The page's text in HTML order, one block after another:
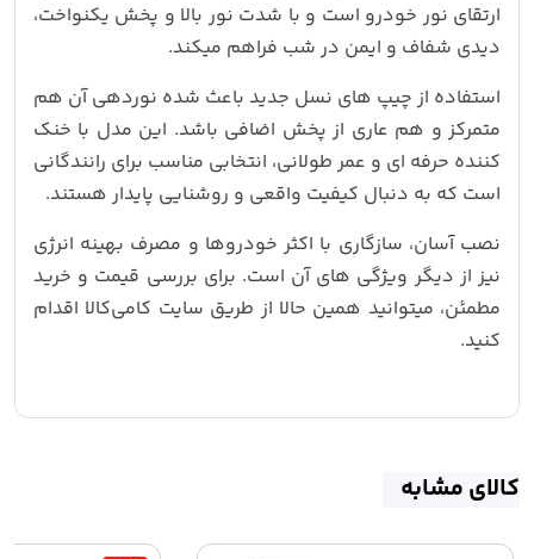
ارتقای نور خودرو است و با شدت نور بالا و پخش یکنواخت،
دیدی شفاف و ایمن در شب فراهم میکند.
استفاده از چیپ‌ های نسل جدید باعث شده نوردهی آن هم
متمرکز و هم عاری از پخش اضافی باشد. این مدل با خنک‌
کننده حرفه‌ ای و عمر طولانی، انتخابی مناسب برای رانندگانی
است که به‌ دنبال کیفیت واقعی و روشنایی پایدار هستند.
نصب آسان، سازگاری با اکثر خودروها و مصرف بهینه انرژی
نیز از دیگر ویژگی‌ های آن است. برای بررسی قیمت و خرید
مطمئن، میتوانید همین حالا از طریق سایت کامی‌کالا اقدام
کنید.
کالای مشابه